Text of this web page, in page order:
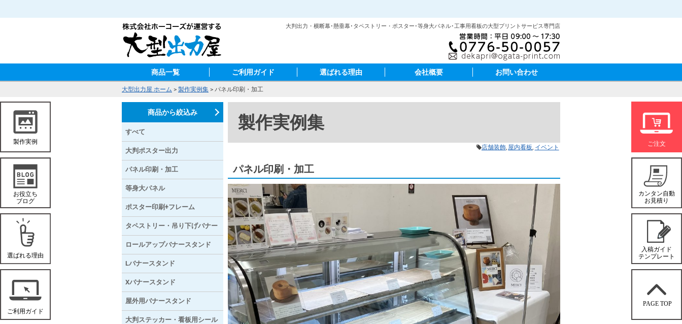
大判出力・横断幕･懸垂幕･タペストリー・ポスター･等身大パネル･工事用看板の大型プリントサービス専門店
商品一覧 ご利用ガイド 選ばれる理由 会社概要 お問い合わせ
大型出力屋 ホーム > 製作実例集 > パネル印刷・加工
製作実例集
店舗装飾 屋内看板 イベント
パネル印刷・加工
商品から絞込み
すべて
大判ポスター出力
パネル印刷・加工
等身大パネル
ポスター印刷+フレーム
タペストリー・吊り下げバナー
ロールアップバナースタンド
Lバナースタンド
Xバナースタンド
屋外用バナースタンド
大判ステッカー・看板用シール